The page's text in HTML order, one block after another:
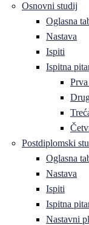
Osnovni studij
Oglasna
Nastava
Ispiti
Ispitna
Postdiplomski
Oglasna
Nastava
Ispiti
Ispitna
Nastavni